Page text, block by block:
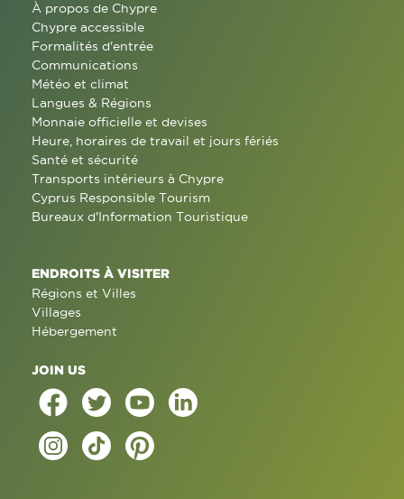
À propos de Chypre
Chypre accessible
Formalités d'entrée
Communications
Météo et climat
Langues & Régions
Monnaie officielle et devises
Heure, horaires de travail et jours fériés
Santé et sécurité
Transports intérieurs à Chypre
Cyprus Responsible Tourism
Bureaux d'Information Touristique
ENDROITS À VISITER
Régions et Villes
Villages
Hébergement
JOIN US